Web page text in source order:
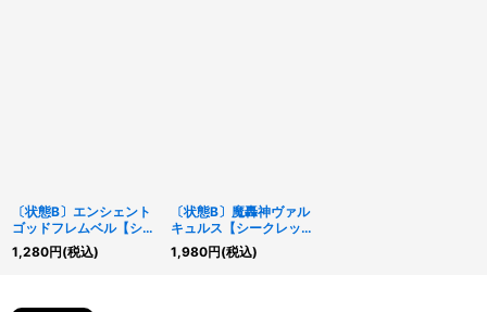
〔状態B〕エンシェント
ゴッドフレムベル【シー
クレット】{DTC3-
JP056}《シンクロ》
1,280円(税込)
〔状態B〕魔轟神ヴァル
キュルス【シークレッ
ト】{DTC2-JP026}
《シンクロ》
1,980円(税込)